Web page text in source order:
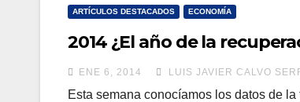
ARTÍCULOS DESTACADOS ECONOMÍA
2014 ¿El año de la
ENE 6, 2014 LUIS JAVIER CALVO
Esta semana conocíamos los datos de